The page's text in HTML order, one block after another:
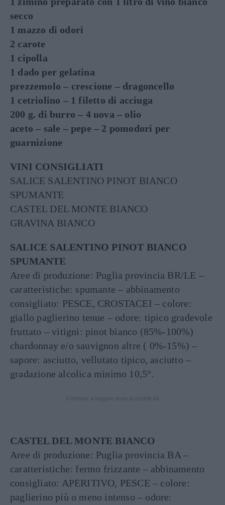
secco
1 mazzo di odori
2 carote
1 cipolla
1 dado per gelatina
prezzemolo – crescione – dragoncello
1 cetriolino – 1 filetto di acciuga
200 g. di burro – 4 uova – olio
aceto – sale – pepe – 2 pomodori per
guarnizione
VINI CONSIGLIATI
SALICE SALENTINO PINOT BIANCO
SPUMANTE
CASTEL DEL MONTE BIANCO
GRAVINA BIANCO
SALICE SALENTINO PINOT BIANCO
SPUMANTE
Aree di produzione: Puglia provincia BR/LE –
caratteristiche: spumante – abbinamento
consigliato: PESCE, CROSTACEI – colore:
giallo paglierino tenue – odore: tipico gradevole
fruttato – vitigni: pinot bianco (85%-100%)
chardonnay e/o sauvignon altre ( 0%-15%) –
sapore: asciutto, vellutato tipico, asciutto –
gradazione alcolica minimo 10,5°.
CASTEL DEL MONTE BIANCO
Aree di produzione: Puglia provincia BA –
caratteristiche: fermo frizzante – abbinamento
consigliato: APERITIVO, PESCE – colore:
paglierino più o meno intenso – odore: